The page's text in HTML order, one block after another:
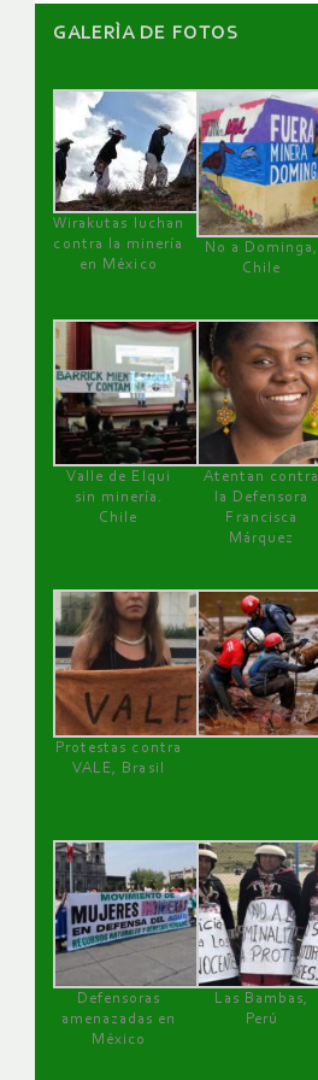
GALERÌA DE FOTOS
Wirakutas luchan
contra la minería
en México
No a Dominga,
Chile
Valle de Elqui
sin minería.
Chile
Atentan contra
la Defensora
Francisca
Márquez
Protestas contra
VALE, Brasil
Defensoras
amenazadas en
México
Las Bambas,
Perú